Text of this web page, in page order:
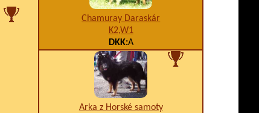
Chamuray Daraskár
K2,W1
DKK:A
Arka z Horské samoty